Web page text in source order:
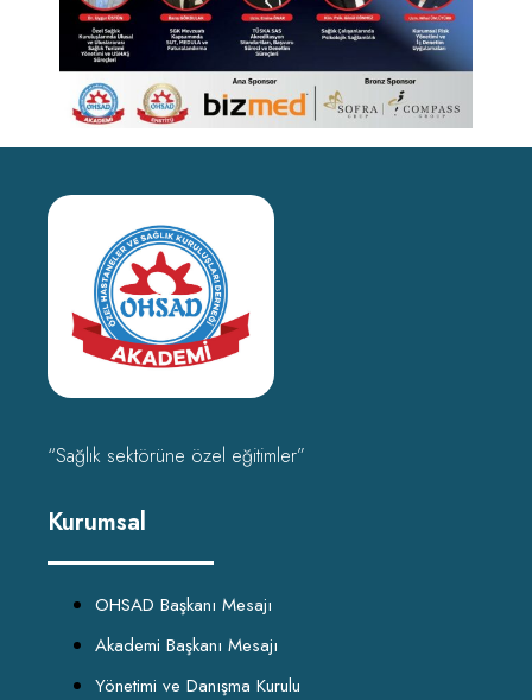
“Sağlık sektörüne özel eğitimler”
Kurumsal
OHSAD Başkanı Mesajı
Akademi Başkanı Mesajı
Yönetimi ve Danışma Kurulu